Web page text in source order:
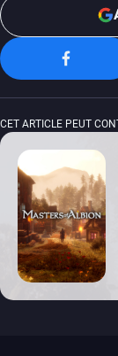
CET ARTICLE PEUT